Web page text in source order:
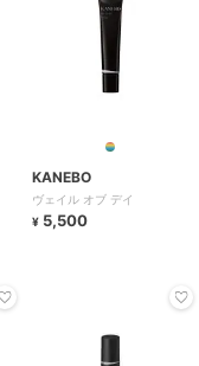
KANEBO
ヴェイル オブ デイ
¥ 5,500